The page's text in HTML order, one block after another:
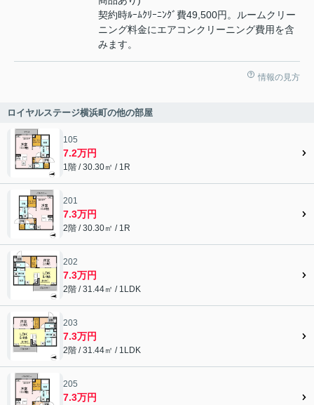
契約時ﾙｰﾑｸﾘｰﾆﾝｸﾞ費49,500円。ルームクリー
ニング料金にエアコンクリーニング費用を含
みます。
情報の見方
ロイヤルステージ横浜町の他の部屋
105
7.2万円
1階 / 30.30㎡ / 1R
201
7.3万円
2階 / 30.30㎡ / 1R
202
7.3万円
2階 / 31.44㎡ / 1LDK
203
7.3万円
2階 / 31.44㎡ / 1LDK
205
7.3万円